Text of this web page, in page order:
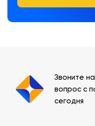
Звоните
вопрос с
сегодня